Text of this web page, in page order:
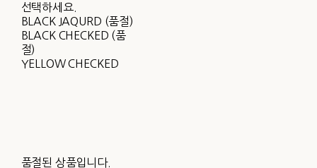
선택하세요.
BLACK JAQURD (품절)
BLACK CHECKED (품
절)
YELLOW CHECKED
품절된 상품입니다.